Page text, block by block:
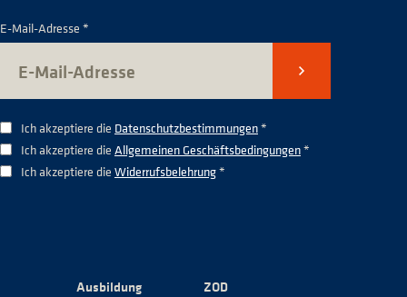
E-Mail-Adresse *
Senden
Ich akzeptiere die Datenschutzbestimmungen*
Ich akzeptiere die Allgemeinen Geschäftsbedingungen*
Ich akzeptiere die Widerrufsbelehrung*
Ausbildung ZOD